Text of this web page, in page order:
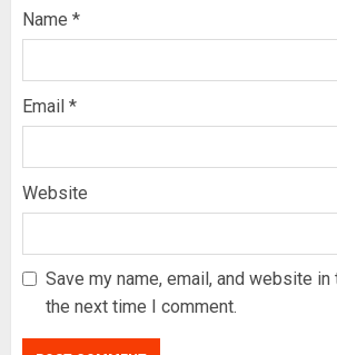
Name *
Email *
Website
Save my name, email, and website
the next time I comment.